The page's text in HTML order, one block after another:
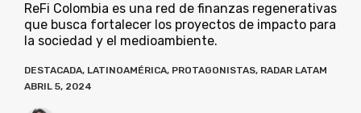
ReFi Colombia es una red de finanzas regenerativas
que busca fortalecer los proyectos de impacto para
la sociedad y el medioambiente.
DESTACADA, LATINOAMÉRICA, PROTAGONISTAS, RADAR LATAM
ABRIL 5, 2024